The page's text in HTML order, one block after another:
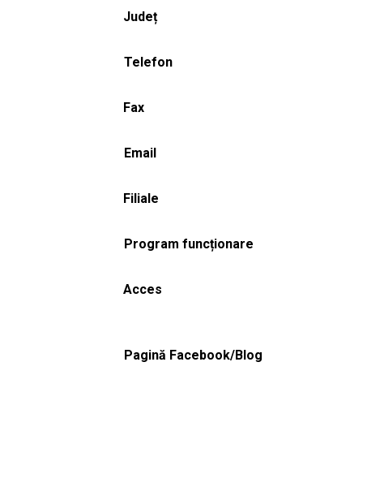
Județ
Telefon
Fax
Email
Filiale
Program funcționare
Acces
Pagină Facebook/Blog